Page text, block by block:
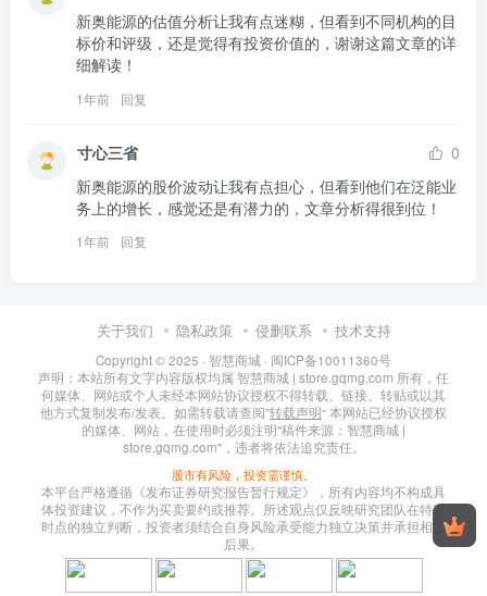
新奥能源的估值分析让我有点迷糊，但看到不同机构的目
标价和评级，还是觉得有投资价值的，谢谢这篇文章的详
细解读！
1年前 回复
寸心三省
0
新奥能源的股价波动让我有点担心，但看到他们在泛能业
务上的增长，感觉还是有潜力的，文章分析得很到位！
1年前 回复
关于我们 隐私政策 侵删联系 技术支持
Copyright © 2025 · 智慧商城 · 闽ICP备10011360号
声明：本站所有文字内容版权均属 智慧商城 | store.gqmg.com 所有，任
何媒体、网站或个人未经本网站协议授权不得转载、链接、转贴或以其
他方式复制发布/发表。如需转载请查阅”转载声明“ 本网站已经协议授权
的媒体、网站，在使用时必须注明"稿件来源：智慧商城 |
store.gqmg.com"，违者将依法追究责任。
股市有风险，投资需谨慎。
本平台严格遵循《发布证券研究报告暂行规定》，所有内容均不构成具
体投资建议，不作为买卖要约或推荐。所述观点仅反映研究团队在特定
时点的独立判断，投资者须结合自身风险承受能力独立决策并承担相应
后果。